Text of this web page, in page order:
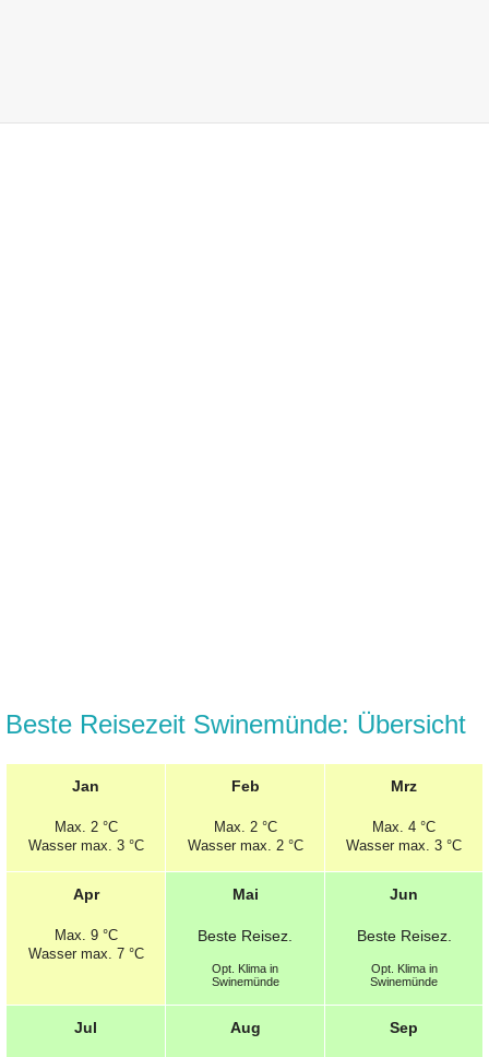
Beste Reisezeit Swinemünde: Übersicht
Jan
Max. 2 °C
Wasser max. 3 °C
Feb
Max. 2 °C
Wasser max. 2 °C
Mrz
Max. 4 °C
Wasser max. 3 °C
Apr
Max. 9 °C
Wasser max. 7 °C
Mai
Beste Reisez.
Opt. Klima in
Swinemünde
Jun
Beste Reisez.
Opt. Klima in
Swinemünde
Jul Aug Sep